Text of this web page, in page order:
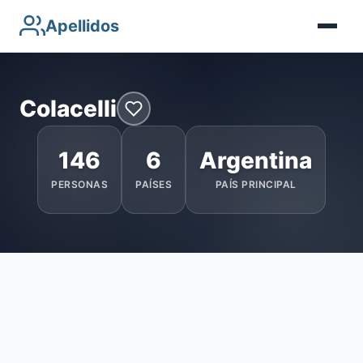
Apellidos
Colacelli
146
PERSONAS
6
PAÍSES
Argentina
PAÍS PRINCIPAL